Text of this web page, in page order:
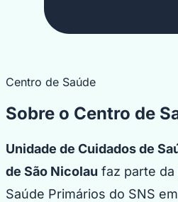
Centro de Saúde
Sobre o Centro de
Unidade de Cuidados de
de São Nicolau faz parte da
Saúde Primários do SNS